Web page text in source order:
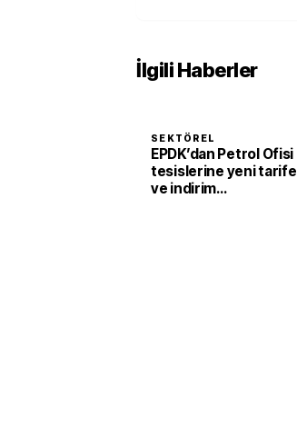
İlgili Haberler
SEKTÖREL
EPDK’dan Petrol Ofisi
tesislerine yeni tarife
ve indirim